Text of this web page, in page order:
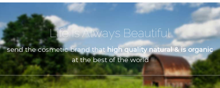
Life Is Always Beautiful
send the cosmetic brand thathigh quality natural & is organic
at the best of the world